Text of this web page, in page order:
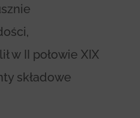
w II połowie XIX
składowe